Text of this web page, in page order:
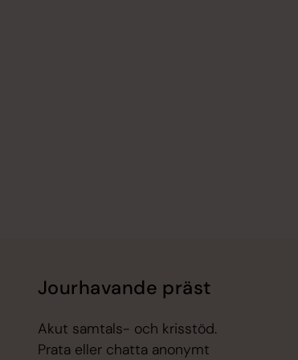
Jourhavande präst
Akut samtals- och krisstöd.
Prata eller chatta anonymt